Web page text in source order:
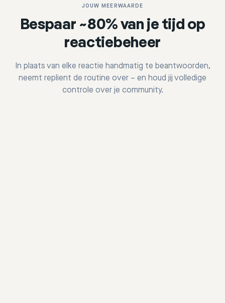
JOUW MEERWAARDE
Bespaar ~80% van je tijd op
reactiebeheer
In plaats van elke reactie handmatig te beantwoorden,
neemt replient de routine over – en houd jij volledige
controle over je community.